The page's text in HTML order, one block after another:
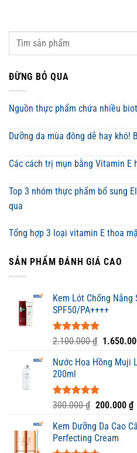
ĐỪNG BỎ QUA
Nguồn thực phẩm chứa nhiều
Dưỡng da mùa đông dễ hay khó!
Các cách trị mụn bằng Vitamin E
Top 3 nhóm thực phẩm bổ sung
qua
Tổng hợp 3 loại vitamin E thoa
SẢN PHẨM ĐÁNH GIÁ CAO
Kem Lót Chống Nắng
SPF50/PA++++
Được xếp
5 sao
2.100.000₫ Giá
là:
Nước Hoa Hồng Muji
200ml
Được xếp
5.00
5 sao
300.000₫ Giá
là:
300.000 ₫.
200.000 ₫
Kem Dưỡng Da Cao
Perfecting Cream